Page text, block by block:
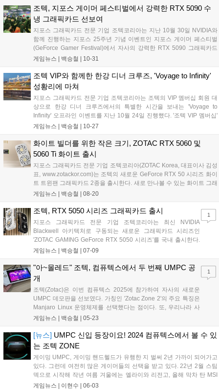
청 시, 그래픽카드 내부 먼지 제거 및 정밀 클리닝, 프리미엄 서멀 컴파운
드 재도포(서멀 재도포) 등의 제품 컨디션 유지를 위한 케어 서비스가 제
공된다....
조텍, 지포스 게이머 페스티벌에서 강력한 RTX 5090 수
냉 그래픽카드 선보여
지포스 그래픽카드 전문 기업 조텍코리아는 지난 10월 30일 NVIDIA와
함께 진행하는 지포스 25주년 기념 이벤트인 지포스 게이머 페스티벌
(GeForce Gamer Festival)에서 자사의 강력한 RTX 5090 그래픽카드
데모와 함께 다양한 이벤트 등을 통해 지포스 팬과 즐거운 시간을 보냈
줄 수 있는 시간을 보냈다. 비밀번호를 통해 정답을 맞힌 방문객에게는
자사의 지포스 RTX 50 그래픽카드를 증정하는 '그래픽카드 도어락 해제
이벤트'가 진행되어 ZOTAC GAMING 팬들에게도 잊을 수 없는 순간을
제공했다. ZOTAC GAMING 피규어와 응원봉 등을 통해 현장에서 경기
응원도 하고, PC를 꾸밀 수 있는 아이템도 함께 증정되었다....
게임뉴스 | 백승철 10-31
조텍 VIP와 함께한 한강 디너 크루즈, 'Voyage to Infinity'
성황리에 마쳐
지포스 그래픽카드 전문 기업 조텍코리아는 조텍의 VIP 멤버십 회원 대
상으로 한강 디너 크루즈에서의 특별한 시간을 보내는 'Voyage to
Infinity' 오프라인 이벤트를 지난 10월 24일 진행했다. '조텍 VIP 멤버십'
은 국내에서 정식 유통된 ZOTAC GAMING GeForce RTX 5090 시리즈
이다. 지난 2025년 4월 이후로 조텍 공식몰 '탁탁몰'에서 RTX 5090 실사
용자 대상으로 진행되고 있으며, 매월 다양한 혜택들을 제공하고 있다.
현재까지 약 500명의 회원이 조텍 VIP 멤버십에 가입되어 있다....
게임뉴스 | 백승철 10-27
화이트 빌더를 위한 작은 크기, ZOTAC RTX 5060 및
5060 Ti 화이트 출시
지포스 그래픽카드 전문 기업 조텍코리아(ZOTAC Korea, 대표이사 김성
표, www.zotackor.com)는 조텍의 새로운 GeForce RTX 50 시리즈 화이
트 트윈팬 그래픽카드 2종을 출시한다. 새로 만나볼 수 있는 화이트 그래
픽카드 2종은 'ZOTAC GAMING GeForce RTX 5060 Twin Edge OC
White'이다. 2종 모두 초고속 GDDR7 메모리, 강력한 쿨링, 세련된 디자
인, 폭넓은 호환성을 갖춘 컴팩트한 폼팩터를 갖추고 있으며, 화이트 바
디와 화이트 팬, 화이트 백플레이트 구성으로 출시되어 화이트 PC를 맞
추려는 소비자에게는 좋은 선택지가 될 것으로 예상된다....
게임뉴스 | 백승철 08-20
조텍, RTX 5050 시리즈 그래픽카드 출시
지포스 그래픽카드 전문 기업 조텍코리아는 최신 NVIDIA
Blackwell 아키텍처로 구동되는 새로운 그래픽카드 시리즈인
'ZOTAC GAMING GeForce RTX 5050 시리즈'를 국내 출시한다.
ZOTAC GAMING GeForce RTX 5050 Solo 8GB 그래픽카드는
공기 흡입에 최적화된 설계로 빠른 발열 제거 효과를 보여 준다.
또한, 2슬롯의 약 16.4cm의 콤팩트한 크기는 SFF PC를 구성하려
는 사용자에게는 좋은 선택지가 된다....
게임뉴스 | 백승철 07-09
1
"아~몰레드" 조텍, 컴퓨텍스에서 두 번째 UMPC 공
개
조텍(Zotac)은 이번 컴퓨텍스 2025에 참가하여 자사의 새로운
UMPC 데모판을 선보였다. 가칭인 'Zotac Zone 2'의 주요 특징은
Manjaro Linux 운영체제를 선택했다는 점이다. 또, 우리나라 사
람이라면 정말 오랜만에 듣는, 그렇지만 특정 멜로디와 함께 너무
다....
게임뉴스 | 백승철 05-23
1
[뉴스] UMPC 신입 등장이요! 2024 컴퓨텍스에서 볼 수 있
는 조텍 ZONE
게이밍 UMPC, 게이밍 핸드헬드가 유행한 지 벌써 2년 가까이 되어가고
있다. 그런데 여전히 많은 게이머들의 선택을 받고 있다. 22년 2월 스팀
덱으로 시작해 작년 여름 겨울에는 엘라이와 리전고, 올해 막차 탄 MSI
클로까지. 그만큼 PC 시장에서 한 카테고리로서 자리를 꿰차고 선전을
게임뉴스 | 이현수 06-03